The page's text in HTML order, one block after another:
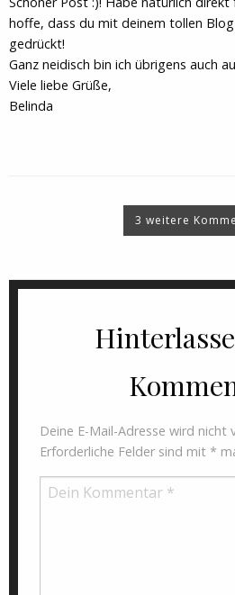
hoffe, dass du mit deinem tollen
gedrückt!
Ganz neidisch bin ich übrigens auch
Viele liebe Grüße,
Belinda
3 weitere
Deine E-Mail-Adresse wird nicht
Erforderliche Felder sind mit *